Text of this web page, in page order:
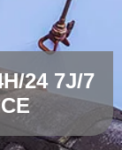
24 7J/7